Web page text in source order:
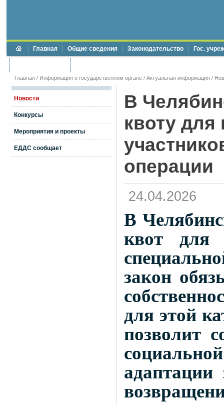
Главная Общие сведения Законодательство Гос.
Главная / Информация о государственном органе / Актуальная информация /
Новости
Конкурсы
Мероприятия и проекты
ЕДДС сообщает
В
квоту для
операции
24.04.2026
В
квот для
закон
для этой
позволит
адаптации